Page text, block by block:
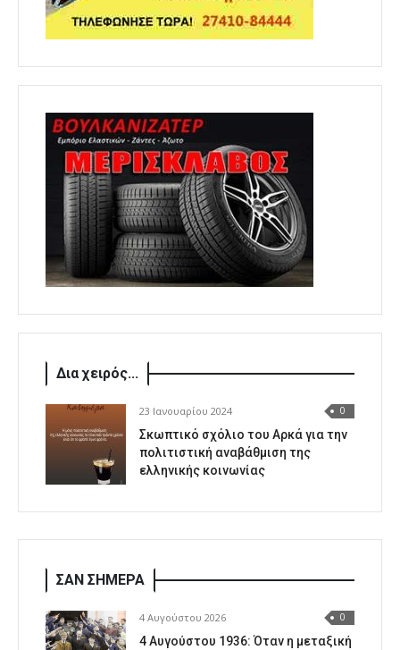
Δια χειρός...
23 Ιανουαρίου 2024 0
Σκωπτικό σχόλιο του Αρκά για την
πολιτιστική αναβάθμιση της
ελληνικής κοινωνίας
ΣΑΝ ΣΗΜΕΡΑ
4 Αυγούστου 2026 0
4 Αυγούστου 1936: Όταν η μεταξική